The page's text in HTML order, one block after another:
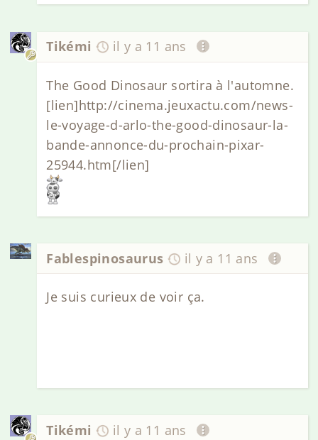
Tikémi il y a 11 ans
The Good Dinosaur sortira à l'automne.
[lien]http://cinema.jeuxactu.com/news-
le-voyage-d-arlo-the-good-dinosaur-la-
bande-annonce-du-prochain-pixar-
25944.htm[/lien]
Fablespinosaurus il y a 11 ans
Je suis curieux de voir ça.
Tikémi il y a 11 ans